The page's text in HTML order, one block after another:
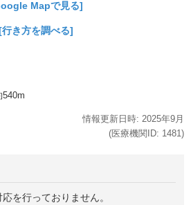
Mapで見る]
き方を調べる]
情報更新日時: 2025年9月
(医療機関ID: 1481 )
を行っておりません。